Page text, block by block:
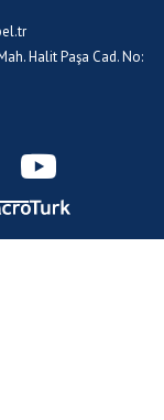
Halit Paşa Cad. No: